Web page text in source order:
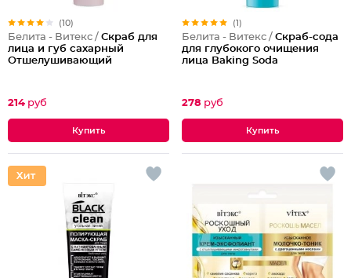
(10)
Белита - Витекс / Скраб для
лица и губ сахарный
Отшелушивающий
214 руб
(1)
Белита - Витекс / Скраб-сода
для глубокого очищения
лица Baking Soda
278 руб